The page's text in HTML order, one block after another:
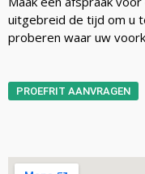
uitgebreid de tijd om u
proberen waar uw
PROEFRIT AANVRAGEN